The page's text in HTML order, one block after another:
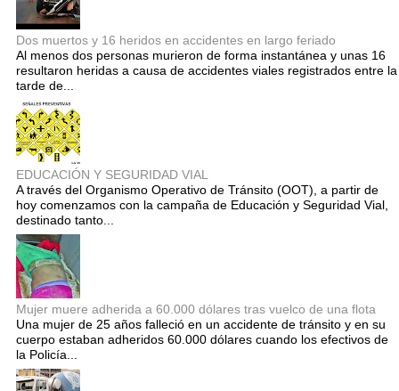
Dos muertos y 16 heridos en accidentes en largo feriado
Al menos dos personas murieron de forma instantánea y unas 16
resultaron heridas a causa de accidentes viales registrados entre la
tarde de...
EDUCACIÓN Y SEGURIDAD VIAL
A través del Organismo Operativo de Tránsito (OOT), a partir de
hoy comenzamos con la campaña de Educación y Seguridad Vial,
destinado tanto...
Mujer muere adherida a 60.000 dólares tras vuelco de una flota
Una mujer de 25 años falleció en un accidente de tránsito y en su
cuerpo estaban adheridos 60.000 dólares cuando los efectivos de
la Policía...